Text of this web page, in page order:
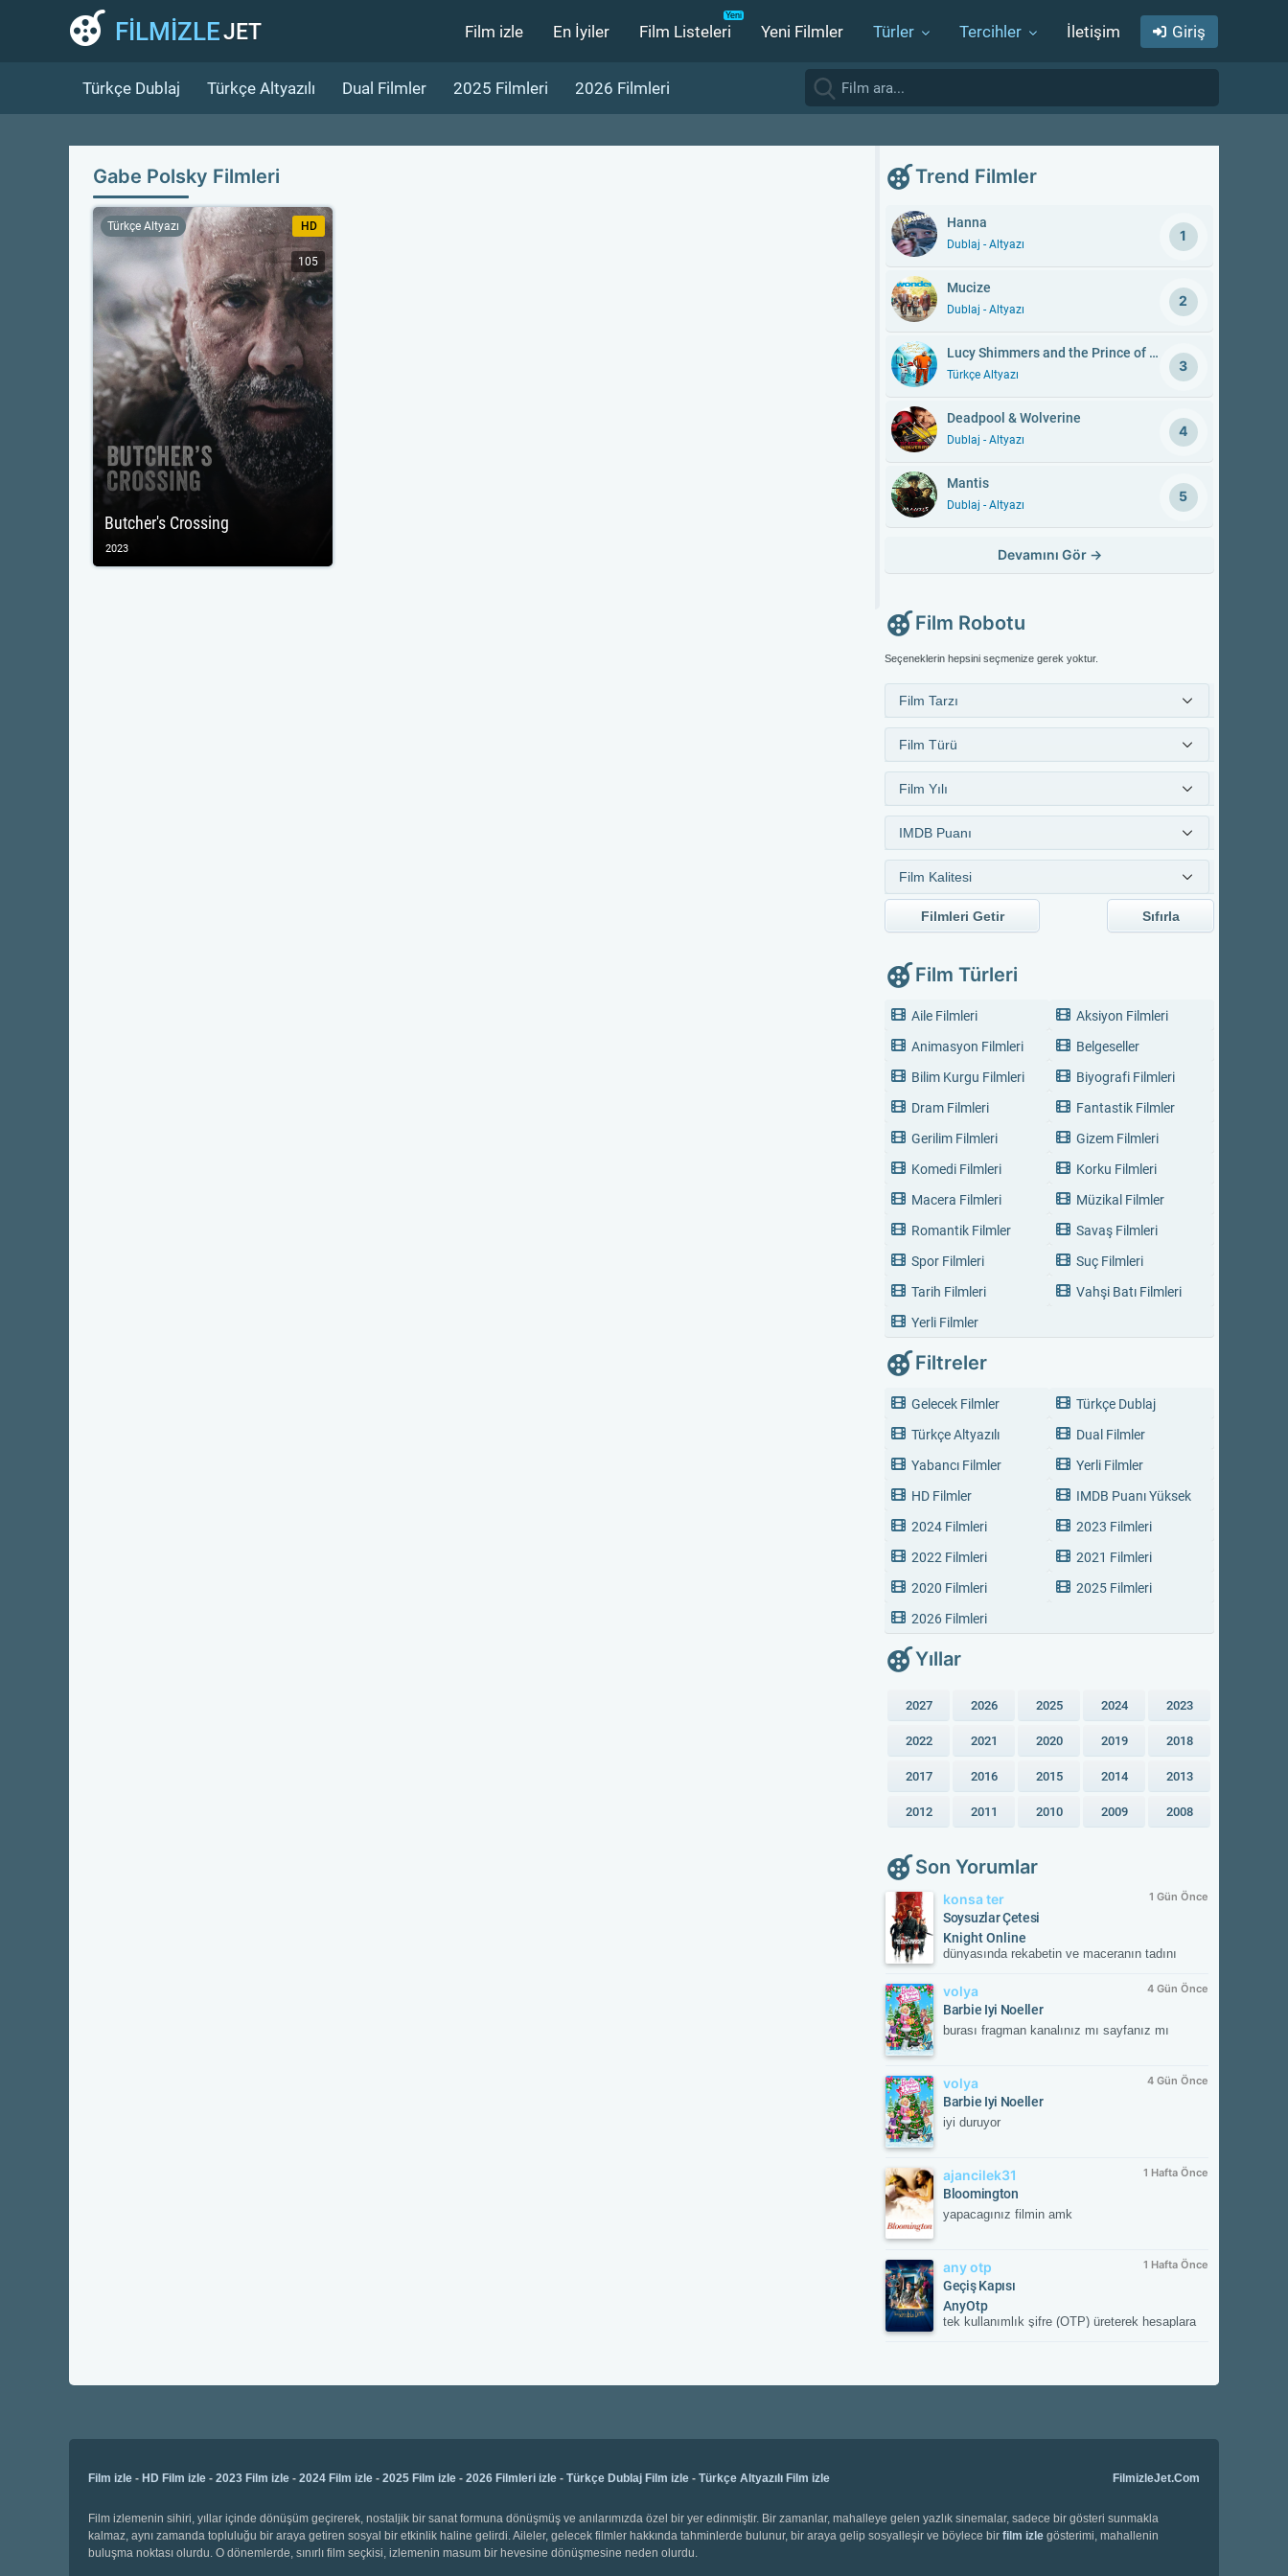
FİLMİZLEJET Film izle En İyiler Film Listeleri Yeni Filmler Türler Tercihler İletişim Giriş
Türkçe Dublaj Türkçe Altyazılı Dual Filmler 2025 Filmleri 2026 Filmleri
Gabe Polsky Filmleri
Butcher's Crossing
Türkçe Altyazı HD
105
2023
Trend Filmler
Hanna
Dublaj - Altyazı
1
Mucize
Dublaj - Altyazı
2
Lucy Shimmers and the Prince of Peace
Türkçe Altyazı
3
Deadpool & Wolverine
Dublaj - Altyazı
4
Mantis
Dublaj - Altyazı
5
Devamını Gör →
Film Robotu
Seçeneklerin hepsini seçmenize gerek yoktur.
Filmleri Getir Sıfırla
Film Türleri
Aile Filmleri
Aksiyon Filmleri
Animasyon Filmleri
Belgeseller
Bilim Kurgu Filmleri
Biyografi Filmleri
Dram Filmleri
Fantastik Filmler
Gerilim Filmleri
Gizem Filmleri
Komedi Filmleri
Korku Filmleri
Macera Filmleri
Müzikal Filmler
Romantik Filmler
Savaş Filmleri
Spor Filmleri
Suç Filmleri
Tarih Filmleri
Vahşi Batı Filmleri
Yerli Filmler
Filtreler
Gelecek Filmler
Türkçe Dublaj
Türkçe Altyazılı
Dual Filmler
Yabancı Filmler
Yerli Filmler
HD Filmler
IMDB Puanı Yüksek
2024 Filmleri
2023 Filmleri
2022 Filmleri
2021 Filmleri
2020 Filmleri
2025 Filmleri
2026 Filmleri
Yıllar
2027 2026 2025 2024 2023
2022 2021 2020 2019 2018
2017 2016 2015 2014 2013
2012 2011 2010 2009 2008
Son Yorumlar
konsa ter 1 Gün Önce
Soysuzlar Çetesi
Knight Online
dünyasında rekabetin ve maceranın tadını
kesintisiz oyun deneyimiyle savaşın
merkezinde yerini al. Güncel gelişmeleri takip
etmek ve resmi içeriklere ulaşmak için
NTTGame platformunu ziyaret edebilir,
volya 4 Gün Önce
Barbie Iyi Noeller
burası fragman kanalınız mı sayfanız mı
volya 4 Gün Önce
Barbie Iyi Noeller
iyi duruyor
ajancilek31 1 Hafta Önce
Bloomington
yapacagınız filmin amk
any otp 1 Hafta Önce
Geçiş Kapısı
AnyOtp
tek kullanımlık şifre (OTP) üreterek hesaplara
oluşturduğu süreli doğrulama kodunu ister;
Film izle - HD Film izle - 2023 Film izle - 2024 Film izle - 2025 Film izle - 2026 Filmleri izle - Türkçe Dublaj Film izle - Türkçe Altyazılı Film izle FilmizleJet.Com
Film izlemenin sihiri, yıllar içinde dönüşüm geçirerek, nostaljik bir sanat formuna dönüşmüş ve anılarımızda özel bir yer edinmiştir. Bir zamanlar, mahalleye gelen yazlık sinemalar, sadece bir gösteri sunmakla
kalmaz, aynı zamanda topluluğu bir araya getiren sosyal bir etkinlik haline gelirdi. Aileler, gelecek filmler hakkında tahminlerde bulunur, bir araya gelip sosyalleşir ve böylece bir film izle gösterimi, mahallenin
buluşma noktası olurdu. O dönemlerde, sınırlı film seçkisi, izlemenin masum bir hevesine dönüşmesine neden olurdu.